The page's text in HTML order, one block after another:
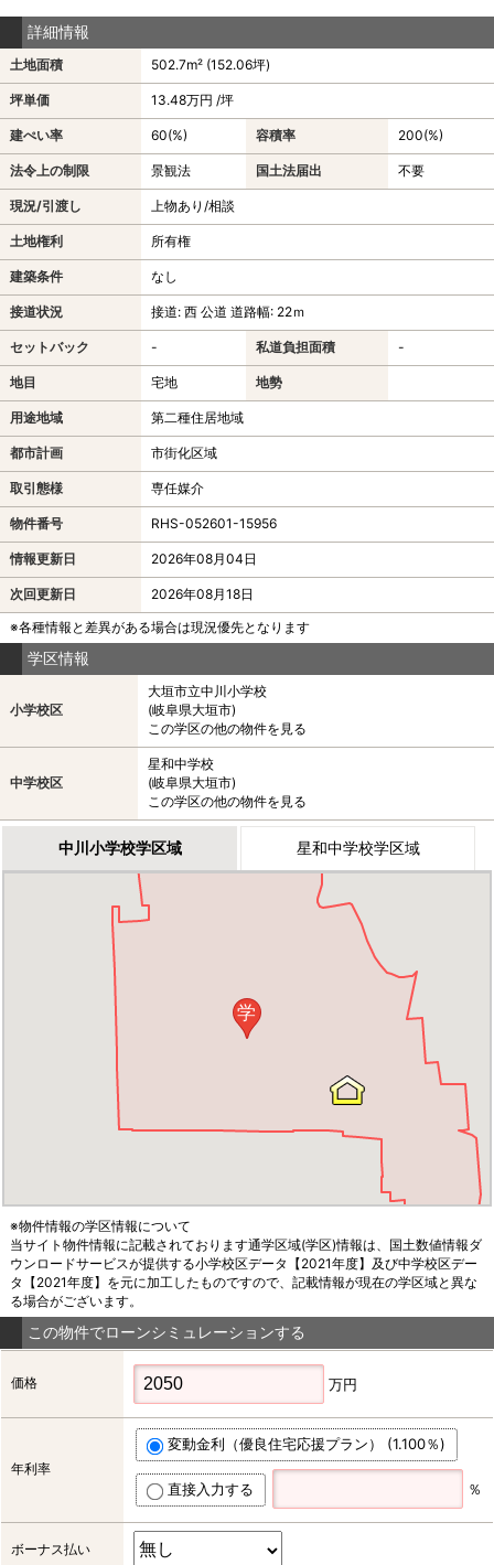
詳細情報
土地面積 502.7m² (152.06坪)
坪単価 13.48万円 /坪
建ぺい率 60(%) 容積率 200(%)
法令上の制限 景観法 国土法届出 不要
現況/引渡し 上物あり/相談
土地権利 所有権
建築条件 なし
接道状況 接道: 西 公道 道路幅: 22ｍ
セットバック - 私道負担面積 -
地目 宅地 地勢
用途地域 第二種住居地域
都市計画 市街化区域
取引態様 専任媒介
物件番号 RHS-052601-15956
情報更新日 2026年08月04日
次回更新日
2026年08月18日
※各種情報と差異がある場合は現況優先となります
学区情報
小学校区
大垣市立中川小学校
(岐阜県大垣市)
この学区の他の物件を見る
中学校区
星和中学校
(岐阜県大垣市)
この学区の他の物件を見る
中川小学校学区域 星和中学校学区域
学
※物件情報の学区情報について
当サイト物件情報に記載されております通学区域(学区)情報は、国土数値情報ダ
ウンロードサービスが提供する小学校区データ【2021年度】及び中学校区デー
タ【2021年度】を元に加工したものですので、記載情報が現在の学区域と異な
る場合がございます。
この物件でローンシミュレーションする
価格 万円
年利率
変動金利（優良住宅応援プラン） (1.100％)
直接入力する ％
ボーナス払い